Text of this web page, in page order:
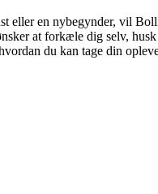
eller en nybegynder, vil
at forkæle dig selv,
du kan tage din